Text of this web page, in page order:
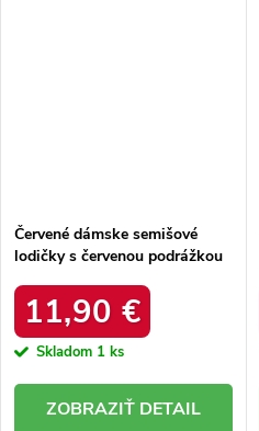
Červené dámske semišové
lodičky s červenou podrážkou
produktu KJ-10 RED
11,90 €
Skladom 1 ks
DETAIL